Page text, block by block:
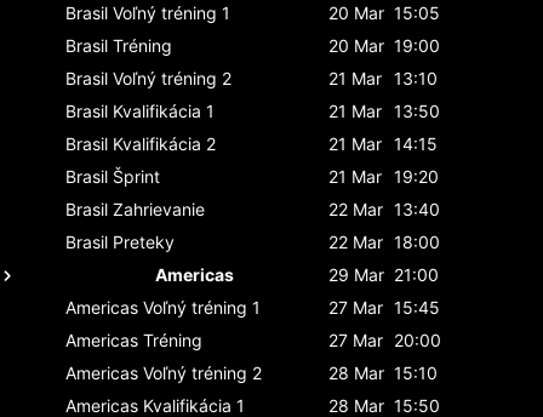
Brasil Voľný tréning 1 20 Mar 15:05
Brasil Tréning 20 Mar 19:00
Brasil Voľný tréning 2 21 Mar 13:10
Brasil Kvalifikácia 1 21 Mar 13:50
Brasil Kvalifikácia 2 21 Mar 14:15
Brasil Šprint 21 Mar 19:20
Brasil Zahrievanie 22 Mar 13:40
Brasil Preteky 22 Mar 18:00
Americas
29 Mar 21:00
Americas Voľný tréning 1 27 Mar 15:45
Americas Tréning 27 Mar 20:00
Americas Voľný tréning 2 28 Mar 15:10
Americas Kvalifikácia 1 28 Mar 15:50